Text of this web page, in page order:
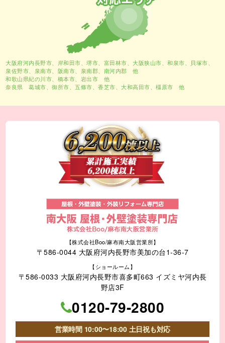
大阪府河内長野市、 岸和田市 、堺市 、富田林市、大阪狭山市、和泉市、貝塚市、
泉佐野市、泉南市、阪南市、泉南郡、南河内郡 他
和歌山県紀の川市、橋本市、岩出市 他
奈良県 葛城市、御所市、五條市、香芝市、大和高田市、橿原市 他
【株式会社Boo/麻布南大阪営業所】
〒586-0044 大阪府河内長野市美加の台1-36-7
【ショールーム】
〒586-0033 大阪府河内長野市喜多町663 イズミヤ河内長
野店3F
0120-79-2800
営業時間 10:00〜18:00 土日祝も対応